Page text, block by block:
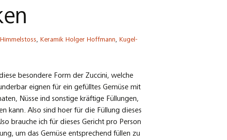
, Keramik Holger Hoffmann, Kugel-
besondere Form der Zuccini, welche
eignen für ein gefülltes Gemüse mit
Nüsse ind sonstige kräftige Füllungen,
kann. Also sind hoer für die Füllung dieses
brauche ich für dieses Gericht pro Person
um das Gemüse entsprechend füllen zu